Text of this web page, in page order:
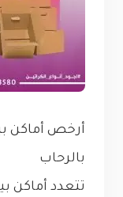
أرخص أماكن
بالرحاب
تتعدد أماكن